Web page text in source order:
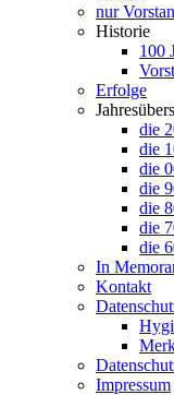
nur
Historie
100
Erfolge
die
die
die
die
die
die
die
In
Kontakt
Impressum